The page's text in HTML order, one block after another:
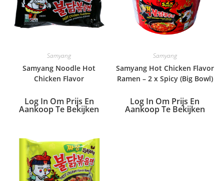
Samyang
Samyang Noodle Hot
Chicken Flavor
Log In Om Prijs En
Aankoop Te Bekijken
Samyang
Samyang Hot Chicken Flavor
Ramen – 2 x Spicy (Big Bowl)
Log In Om Prijs En
Aankoop Te Bekijken